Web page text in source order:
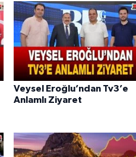
Veysel Eroğlu’ndan Tv3’e
Anlamlı Ziyaret